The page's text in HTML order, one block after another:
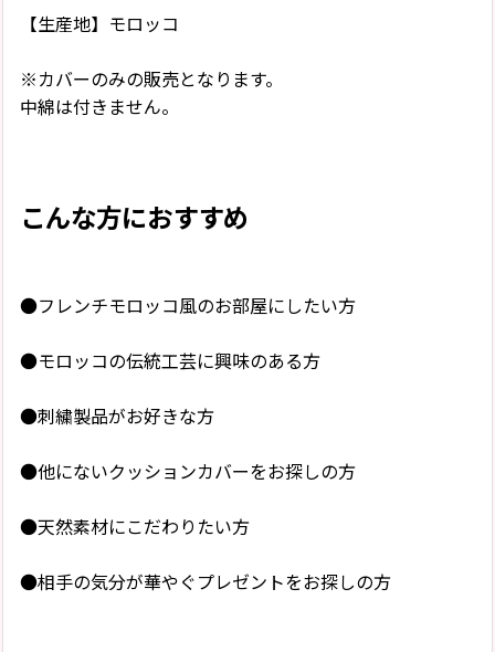
【生産地】モロッコ
※カバーのみの販売となります。
中綿は付きません。
こんな方におすすめ
●フレンチモロッコ風のお部屋にしたい方
●モロッコの伝統工芸に興味のある方
●刺繍製品がお好きな方
●他にないクッションカバーをお探しの方
●天然素材にこだわりたい方
●相手の気分が華やぐプレゼントをお探しの方